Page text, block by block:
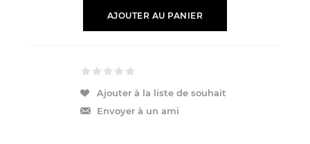
AJOUTER AU PANIER
Ajouter à la liste de souhait
Envoyer à un ami